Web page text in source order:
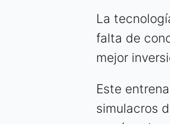
La
falta de
mejor
Este
simulacros